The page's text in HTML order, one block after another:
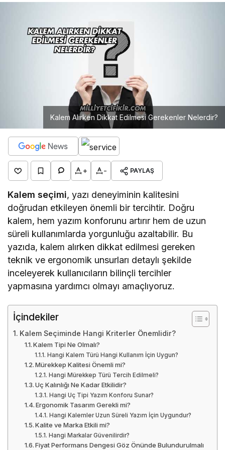
Kalem Alırken Dikkat Edilmesi Gerekenler Nelerdir?
+ - PAYLAŞ
Kalem seçimi, yazı deneyiminin kalitesini
doğrudan etkileyen önemli bir tercihtir. Doğru
kalem, hem yazım konforunu artırır hem de uzun
süreli kullanımlarda yorgunluğu azaltabilir. Bu
yazıda, kalem alırken dikkat edilmesi gereken
teknik ve ergonomik unsurları detaylı şekilde
inceleyerek kullanıcıların bilinçli tercihler
yapmasına yardımcı olmayı amaçlıyoruz.
İçindekiler
Kalem Seçiminde Hangi Kriterler Önemlidir?
Kalem Tipi Ne Olmalı?
Hangi Kalem Türü Hangi Kullanım İçin Uygun?
Mürekkep Kalitesi Önemli mi?
Hangi Mürekkep Türü Tercih Edilmeli?
Uç Kalınlığı Ne Kadar Etkilidir?
Hangi Uç Tipi Yazım Konforu Sunar?
Ergonomik Tasarım Gerekli mi?
Hangi Kalemler Uzun Süreli Yazım İçin Uygundur?
Kalite ve Marka Etkili mi?
Hangi Markalar Güvenilirdir?
Fiyat Performans Dengesi Göz Önünde Bulundurulmalı